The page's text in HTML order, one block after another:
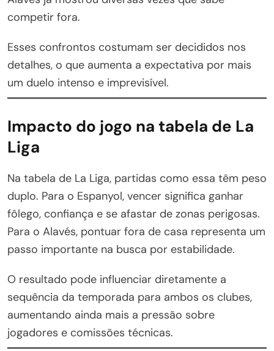
competir fora.
Esses confrontos costumam ser decididos nos
detalhes, o que aumenta a expectativa por mais
um duelo intenso e imprevisível.
Impacto do jogo na tabela de La
Liga
Na tabela de La Liga, partidas como essa têm peso
duplo. Para o Espanyol, vencer significa ganhar
fôlego, confiança e se afastar de zonas perigosas.
Para o Alavés, pontuar fora de casa representa um
passo importante na busca por estabilidade.
O resultado pode influenciar diretamente a
sequência da temporada para ambos os clubes,
aumentando ainda mais a pressão sobre
jogadores e comissões técnicas.